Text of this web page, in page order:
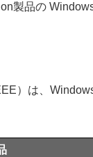
製品の
）は、